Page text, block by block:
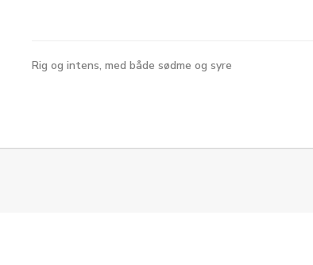
Rig og intens, med både sødme og syre